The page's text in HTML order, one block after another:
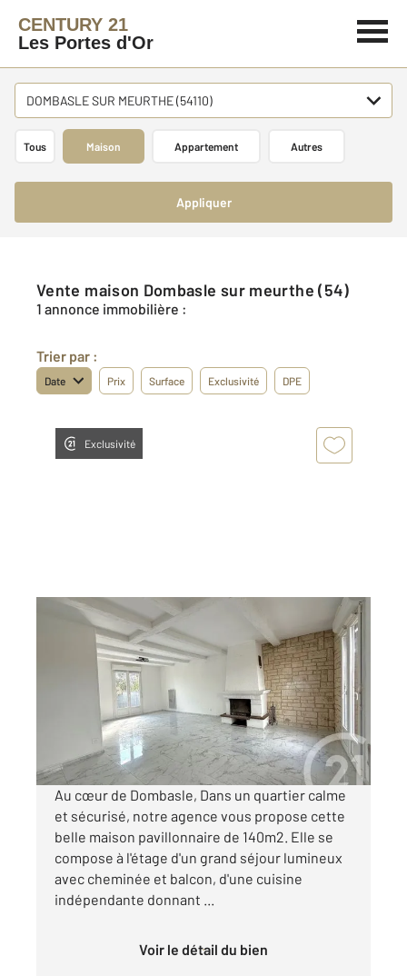
CENTURY 21
Les Portes d'Or
DOMBASLE SUR MEURTHE (54110)
Tous Maison Appartement Autres
Appliquer
Vente maison Dombasle sur meurthe (54)
1 annonce immobilière :
Trier par :
Date Prix Surface Exclusivité DPE
Exclusivité
DOMBASLE SUR MEURTHE 54
2, 7 pièces
Ref : 40299
Maison à vendre
285 000 €
Visiter le site dédié
Au cœur de Dombasle, Dans un quartier calme
et sécurisé, notre agence vous propose cette
belle maison pavillonnaire de 140m2. Elle se
compose à l'étage d'un grand séjour lumineux
avec cheminée et balcon, d'une cuisine
indépendante donnant ...
Voir le détail du bien